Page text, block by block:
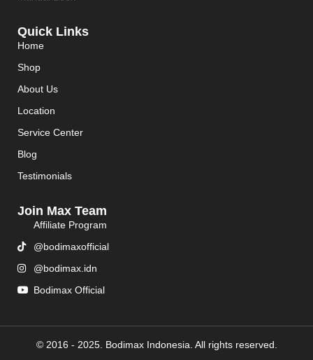
Quick Links
Home
Shop
About Us
Location
Service Center
Blog
Testimonials
Join Max Team
Affiliate Program
@bodimaxofficial
@bodimax.idn
Bodimax Official
© 2016 - 2025. Bodimax Indonesia. All rights reserved.